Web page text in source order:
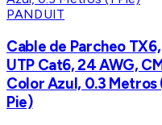
PANDUIT
Cable de Parcheo TX6,
UTP Cat6, 24 AWG,
Color Azul, 0.3 Metros
Pie)